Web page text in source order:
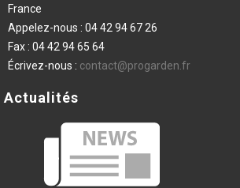
France
Appelez-nous : 04 42 94 67 26
Fax : 04 42 94 65 64
Écrivez-nous : contact@progarden.fr
Actualités